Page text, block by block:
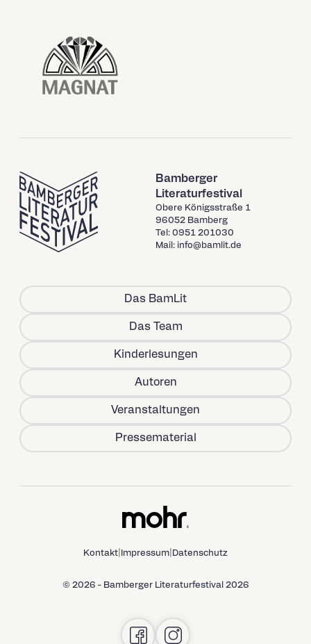
Bamberger
Literaturfestival
Obere Königsstraße 1
96052 Bamberg
Tel: 0951 201030
Mail: info@bamlit.de
Das BamLit
Das Team
Kinderlesungen
Autoren
Veranstaltungen
Pressematerial
© 2026 - Bamberger Literaturfestival 2026
Kontakt Impressum Datenschutz